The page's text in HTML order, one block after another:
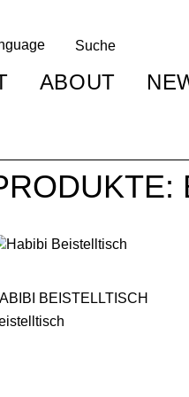
ABOUT
BEISTELLTISCH